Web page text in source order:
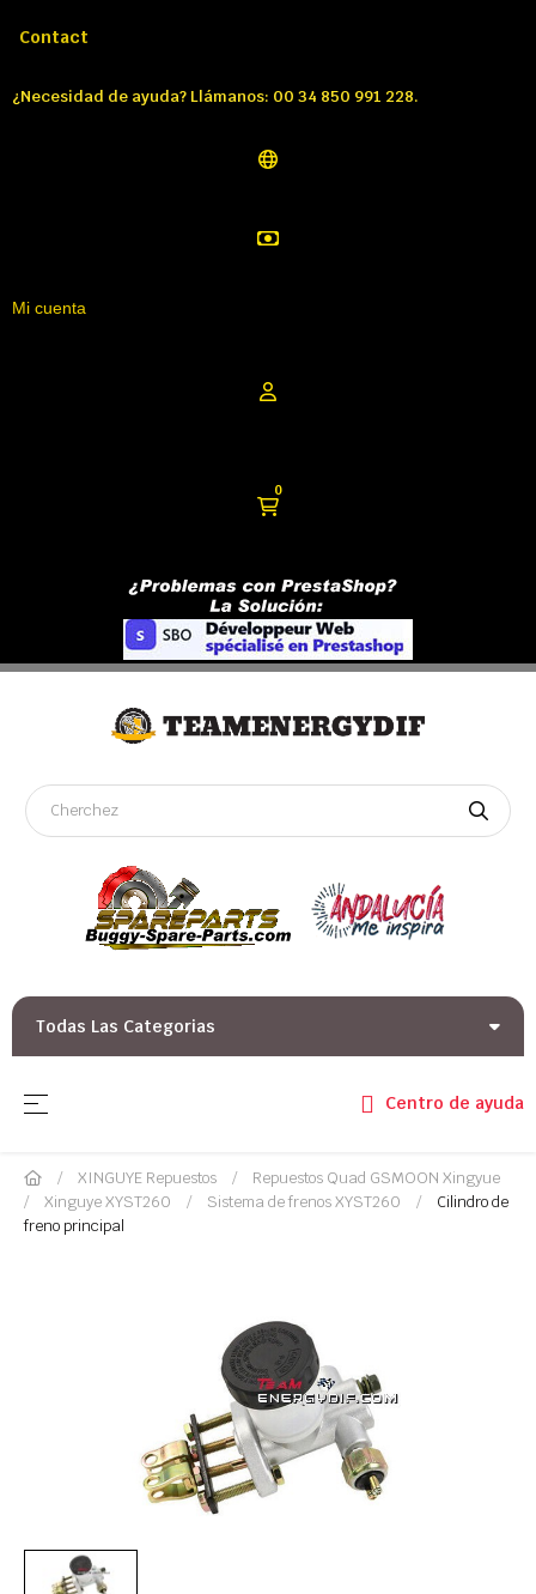
Contact
¿Necesidad de ayuda? Llámanos: 00 34 850 991 228.
Mi cuenta
0
Todas Las Categorias
Navegación de palanca
☰ Centro de ayuda
XINGUYE Repuestos
Repuestos Quad GSMOON Xingyue
Xinguye XYST260
Sistema de frenos XYST260
Cilindro de
freno principal